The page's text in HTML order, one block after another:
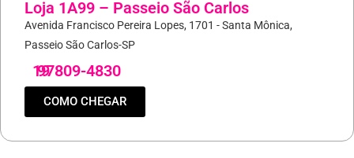
Loja 1A99 – Passeio São Carlos
Avenida Francisco Pereira Lopes, 1701 - Santa Mônica,
Passeio São Carlos-SP
19
97809-4830
COMO CHEGAR